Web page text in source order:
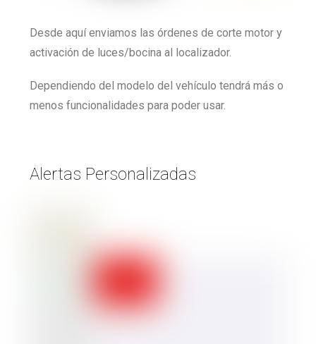
Desde aquí enviamos las órdenes de corte motor y
activación de luces/bocina al localizador.
Dependiendo del modelo del vehículo tendrá más o
menos funcionalidades para poder usar.
Alertas Personalizadas